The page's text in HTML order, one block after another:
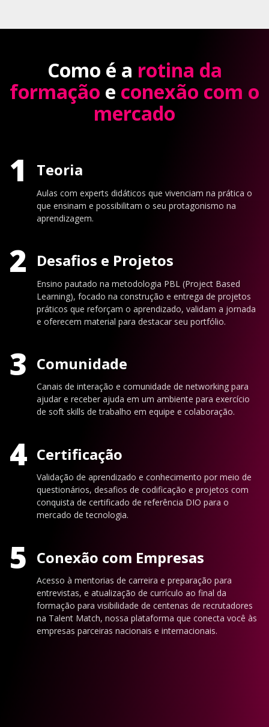
Como é a rotina da
formação e conexão com o
mercado
1 Teoria
Aulas com experts didáticos que vivenciam na prática o
que ensinam e possibilitam o seu protagonismo na
aprendizagem.
2 Desafios e Projetos
Ensino pautado na metodologia PBL (Project Based
Learning), focado na construção e entrega de projetos
práticos que reforçam o aprendizado, validam a jornada
e oferecem material para destacar seu portfólio.
3 Comunidade
Canais de interação e comunidade de networking para
ajudar e receber ajuda em um ambiente para exercício
de soft skills de trabalho em equipe e colaboração.
4 Certificação
Validação de aprendizado e conhecimento por meio de
questionários, desafios de codificação e projetos com
conquista de certificado de referência DIO para o
mercado de tecnologia.
5 Conexão com Empresas
Acesso à mentorias de carreira e preparação para
entrevistas, e atualização de currículo ao final da
formação para visibilidade de centenas de recrutadores
na Talent Match, nossa plataforma que conecta você às
empresas parceiras nacionais e internacionais.